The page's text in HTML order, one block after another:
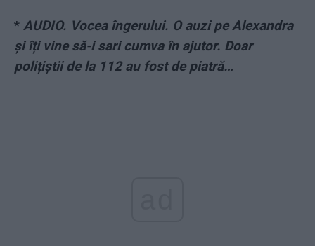
* AUDIO. Vocea îngerului. O auzi pe Alexandra
și îți vine să-i sari cumva în ajutor. Doar
polițiștii de la 112 au fost de piatră…